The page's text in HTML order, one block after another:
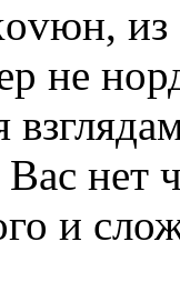
из
не
нет
и